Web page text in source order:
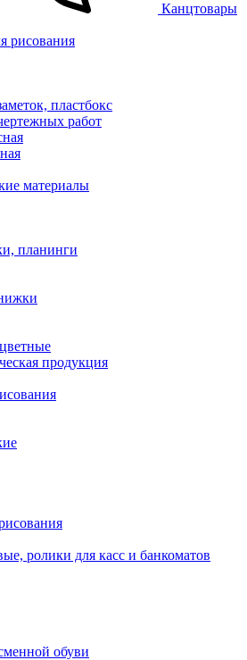
Канцтовары
рисования
пластбокс
работ
материалы
планинги
продукция
ролики для касс и банкоматов
обуви